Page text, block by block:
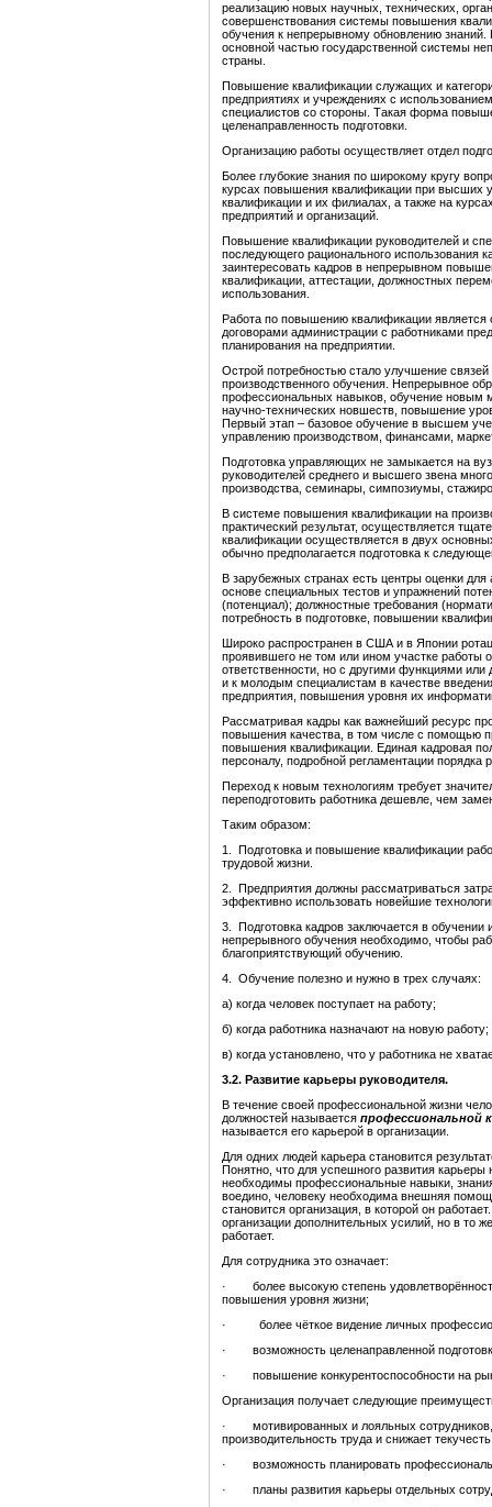
реализацию новых научных, технических,
совершенствования системы повышения
обучения к непрерывному обновлению
основной частью государственной системы
страны.
Повышение квалификации служащих и
предприятиях и учреждениях с
специалистов со стороны. Такая форма
целенаправленность подготовки.
Организацию работы осуществляет отдел
Более глубокие знания по широкому кругу
курсах повышения квалификации при высших
квалификации и их филиалах, а также на
предприятий и организаций.
Повышение квалификации руководителей и
последующего рационального использования
заинтересовать кадров в непрерывном
квалификации, аттестации, должностных
использования.
Работа по повышению квалификации является
договорами администрации с работниками
планирования на предприятии.
Острой потребностью стало улучшение
производственного обучения. Непрерывное
профессиональных навыков, обучение новым
научно-технических новшеств, повышение
Первый этап – базовое обучение в высшем
управлению производством, финансами,
Подготовка управляющих не замыкается на
руководителей среднего и высшего звена
производства, семинары, симпозиумы,
В системе повышения квалификации на
практический результат, осуществляется
квалификации осуществляется в двух
обычно предполагается подготовка к
В зарубежных странах есть центры оценки
основе специальных тестов и упражнений
(потенциал); должностные требования
потребность в подготовке, повышении
Широко распространен в США и в Японии
проявившего не том или ином участке работы
ответственности, но с другими функциями
и к молодым специалистам в качестве
предприятия, повышения уровня их
Рассматривая кадры как важнейший ресурс
повышения качества, в том числе с помощью
повышения квалификации. Единая кадровая
персоналу, подробной регламентации
Переход к новым технологиям требует
переподготовить работника дешевле, чем
Таким образом:
1. Подготовка и повышение квалификации
трудовой жизни.
2. Предприятия должны рассматриваться
эффективно использовать новейшие
3. Подготовка кадров заключается в
непрерывного обучения необходимо, чтобы
благоприятствующий обучению.
4. Обучение полезно и нужно в трех случаях:
а) когда человек поступает на работу;
б) когда работника назначают на новую работу;
в) когда установлено, что у работника не
3.2. Развитие карьеры руководителя.
В течение своей профессиональной жизни
должностей называется профессиональной
называется его карьерой в организации.
Для одних людей карьера становится
Понятно, что для успешного развития
необходимы профессиональные навыки,
воедино, человеку необходима внешняя
становится организация, в которой он
организации дополнительных усилий, но в то
работает.
Для сотрудника это означает:
· более высокую степень
повышения уровня жизни;
· более чёткое видение личных
· возможность целенаправленной
· повышение конкурентоспособности на
Организация получает следующие
· мотивированных и лояльных сотрудников,
производительность труда и снижает
· возможность планировать
· планы развития карьеры отдельных